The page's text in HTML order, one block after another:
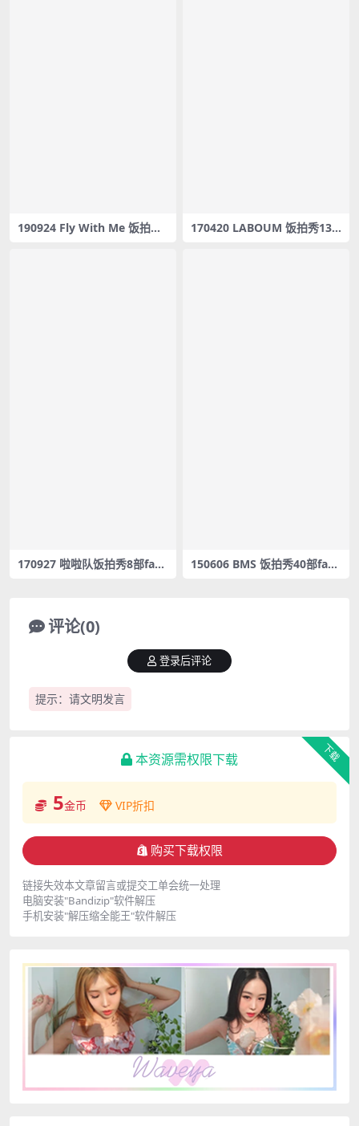
190924 Fly With Me 饭拍秀3
170420 LABOUM 饭拍秀13
170927 啦啦队饭拍秀8部fanc
150606 BMS 饭拍秀40部fanc
评论(0)
提示：请文明发言
登录后评论
下载
本资源需权限下载
5金币 VIP折扣
购买下载权限
链接失效本文章留言或提交工单会统一处理
电脑安装"Bandizip"软件解压
手机安装"解压缩全能王"软件解压